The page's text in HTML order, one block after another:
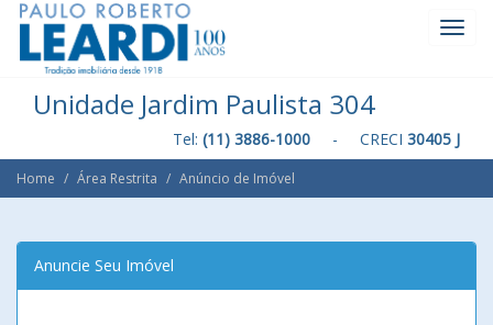
Unidade Jardim Paulista 304
Tel: (11) 3886-1000 - CRECI 30405 J
Home Área Restrita Anúncio de Imóvel
Anuncie Seu Imóvel